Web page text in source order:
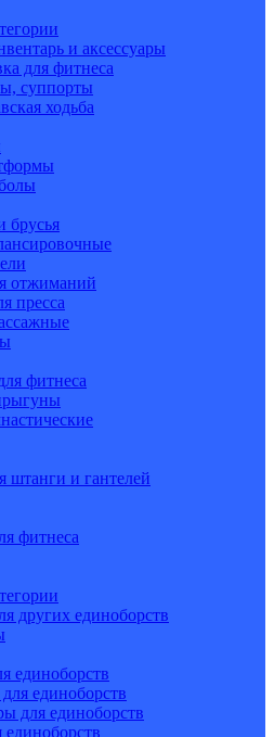
и аксессуары
для фитнеса
суппорты
ходьба
брусья
отжиманий
пресса
фитнеса
штанги и гантелей
фитнеса
других единоборств
единоборств
единоборств
для единоборств
единоборств